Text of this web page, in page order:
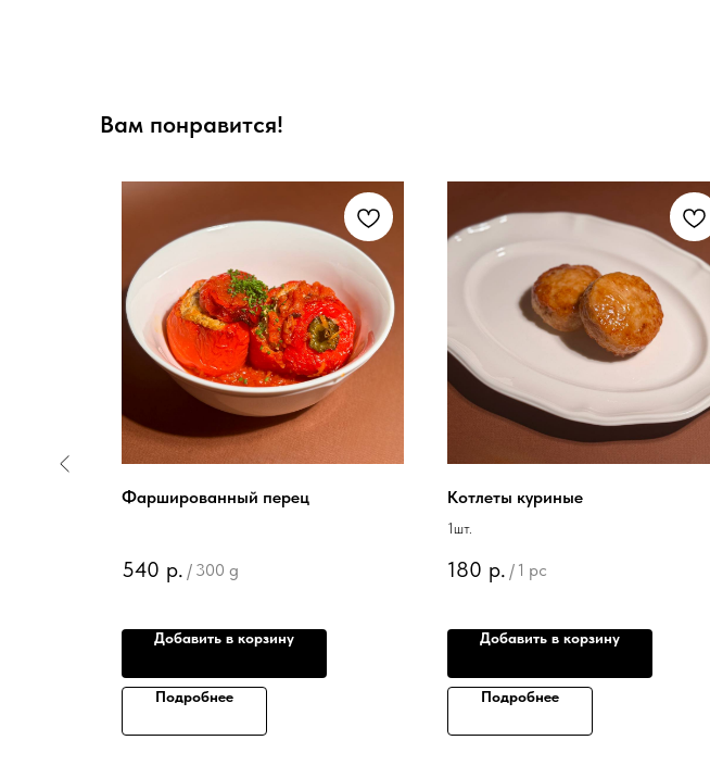
Вам понравится!
Фаршированный перец
540 р. / 300 g
Добавить в корзину
Подробнее
Котлеты куриные
1шт.
180 р. / 1 pc
Добавить в корзину
Подробнее